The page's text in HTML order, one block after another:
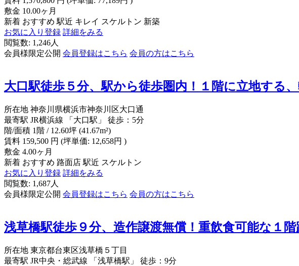
敷金 10.00ヶ月
新着 おすすめ 駅近 キレイ スケルトン 新築
お気に入り登録 詳細をみる
閲覧数: 1,246人
会員様限定公開 会員登録はこちら 会員の方はこちら
大口駅徒歩５分、駅から徒歩圏内！１階に立地する
所在地 神奈川県横浜市神奈川区大口通
最寄駅 JR横浜線 「大口駅」 徒歩：5分
階/面積 1階 / 12.60坪 (41.67m²)
賃料 159,500 円 (坪単価: 12,658円 )
敷金 4.00ヶ月
新着 おすすめ 路面店 駅近 スケルトン
お気に入り登録 詳細をみる
閲覧数: 1,687人
会員様限定公開 会員登録はこちら 会員の方はこちら
浅草橋駅徒歩９分、造作譲渡無償！重飲食可能な１
所在地 東京都台東区浅草橋５丁目
最寄駅 JR中央・総武線 「浅草橋駅」 徒歩：9分